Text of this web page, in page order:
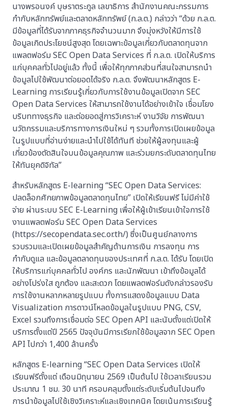
นางพรอนงค์ บุษราตระกูล เลขาธิการ สำนักงานคณะกรรมการ
กำกับหลักทรัพย์และตลาดหลักทรัพย์ (ก.ล.ต.) กล่าวว่า “ด้วย ก.ล.ต.
มีข้อมูลที่ได้รับจากภาคธุรกิจจำนวนมาก จึงมุ่งหวังให้มีการใช้
ข้อมูลเกิดประโยชน์สูงสุด โดยเฉพาะข้อมูลเกี่ยวกับตลาดทุนจาก
แพลตฟอร์ม SEC Open Data Services ที่ ก.ล.ต. เปิดให้บริการ
แก่บุคคลทั่วไปอยู่แล้ว ทั้งนี้ เพื่อให้ทุกภาคส่วนที่สนใจสามารถนำ
ข้อมูลไปใช้พัฒนาต่อยอดได้จริง ก.ล.ต. จึงพัฒนาหลักสูตร E-
Learning การเรียนรู้เกี่ยวกับการใช้งานข้อมูลเปิดจาก SEC
Open Data Services ให้สามารถใช้งานได้อย่างเข้าใจ เชื่อมโยง
บริบททางธุรกิจ และต่อยอดสู่การวิเคราะห์ งานวิจัย การพัฒนา
นวัตกรรมและบริการทางการเงินใหม่ ๆ รวมทั้งการเปิดเผยข้อมูล
ในรูปแบบที่อ่านง่ายและนำไปใช้ได้ทันที ช่วยให้ผู้ลงทุนและผู้
เกี่ยวข้องตัดสินใจบนข้อมูลคุณภาพ และร่วมยกระดับตลาดทุนไทย
ให้ทันยุคดิจิทัล”
สำหรับหลักสูตร E-learning “SEC Open Data Services:
ปลดล็อกศักยภาพข้อมูลตลาดทุนไทย” เปิดให้เรียนฟรี ไม่มีค่าใช้
จ่าย ผ่านระบบ SEC E-Learning เพื่อให้ผู้เข้าเรียนเข้าใจการใช้
งานแพลตฟอร์ม SEC Open Data Services
(https://secopendata.sec.or.th/) ซึ่งเป็นศูนย์กลางการ
รวบรวมและเปิดเผยข้อมูลสำคัญด้านการเงิน การลงทุน การ
กำกับดูแล และข้อมูลตลาดทุนของประเทศที่ ก.ล.ต. ได้รับ โดยเปิด
ให้บริการแก่บุคคลทั่วไป องค์กร และนักพัฒนา เข้าถึงข้อมูลได้
อย่างโปร่งใส ถูกต้อง และสะดวก โดยแพลตฟอร์มดังกล่าวรองรับ
การใช้งานหลากหลายรูปแบบ ทั้งการแสดงข้อมูลแบบ Data
Visualization การดาวน์โหลดข้อมูลในรูปแบบ PNG, CSV,
Excel รวมถึงการเชื่อมต่อ SEC Open API และนับตั้งแต่เปิดให้
บริการตั้งแต่ปี 2565 ปัจจุบันมีการเรียกใช้ข้อมูลจาก SEC Open
API ไปกว่า 1,400 ล้านครั้ง
หลักสูตร E-learning “SEC Open Data Services เปิดให้
เรียนฟรีตั้งแต่ เดือนมิถุนายน 2569 เป็นต้นไป ใช้เวลาเรียนรวม
ประมาณ 1 ชม. 30 นาที ครอบคลุมตั้งแต่ระดับเริ่มต้นไปจนถึง
การนำข้อมูลไปใช้เชิงวิเคราะห์และเชิงเทคนิค โดยเน้นการเรียนรู้